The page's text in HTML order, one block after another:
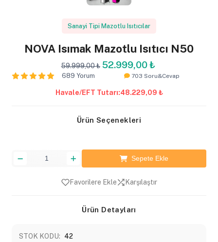
Sanayi Tipi Mazotlu Isıtıcılar
NOVA Isımak Mazotlu Isıtıcı N50
59.999,00 ₺ 52.999,00 ₺
689 Yorum 703 Soru&Cevap
Havale/EFT Tutarı:48.229,09 ₺
Ürün Seçenekleri
Sepete Ekle
Favorilere Ekle Karşılaştır
Ürün Detayları
STOK KODU:
42